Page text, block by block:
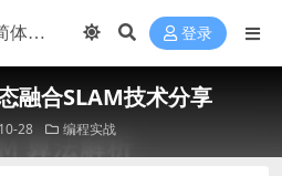
登录
融合SLAM技术分享
28 编程实战